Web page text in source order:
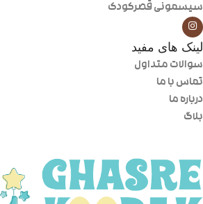
سیسمونی قصرکودک
لینک های مفید
سوالات متداول
تماس با ما
درباره ما
بلاگ